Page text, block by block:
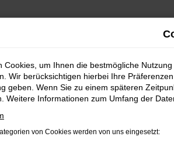
Cookies, um Ihnen die bestmögliche
Wir berücksichtigen hierbei Ihre
geben. Wenn Sie zu einem späteren
Weitere Informationen zum Umfang der
von Cookies werden von uns eingesetzt: